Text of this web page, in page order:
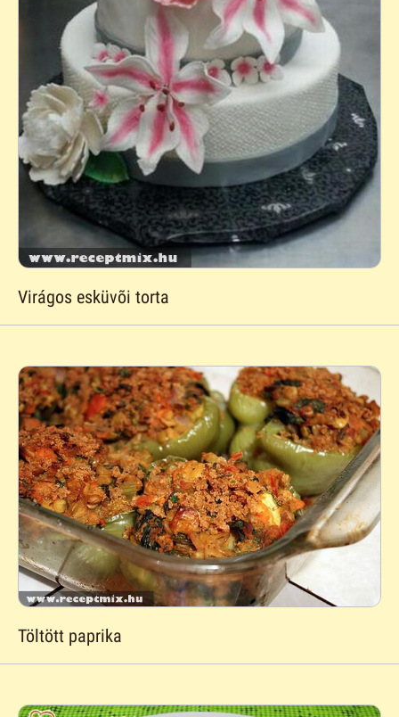
Virágos esküvõi torta
Töltött paprika